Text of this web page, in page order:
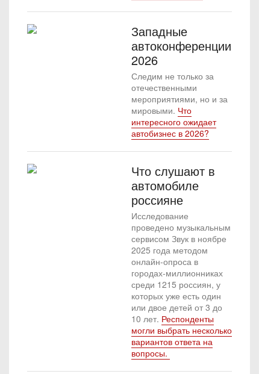
Западные
автоконференции
2026
Следим не только за
отечественными
мероприятиями, но и за
мировыми. Что
интересного ожидает
автобизнес в 2026?
Что слушают в
автомобиле
россияне
Исследование
проведено музыкальным
сервисом Звук в ноябре
2025 года методом
онлайн-опроса в
городах-миллионниках
среди 1215 россиян, у
которых уже есть один
или двое детей от 3 до
10 лет. Респонденты
могли выбрать несколько
вариантов ответа на
вопросы.